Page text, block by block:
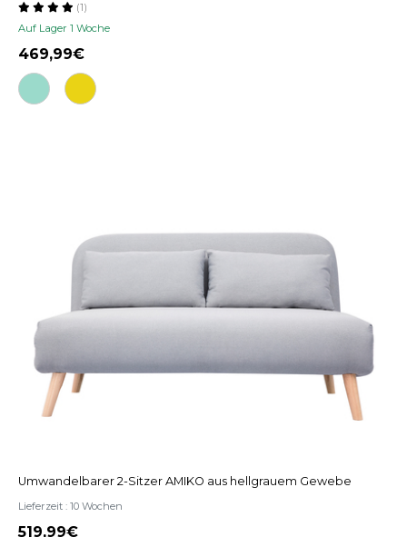
Auf Lager 1 Woche
(1)
469,99
Umwandelbarer 2-Sitzer AMIKO aus hellgrauem Gewebe
Lieferzeit : 10 Wochen
519,99